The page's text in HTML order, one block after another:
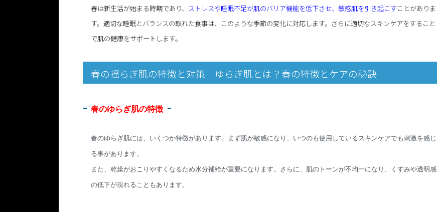
春は新生活が始まる時期であり、 ストレスや睡眠不足が肌のバリア機能を低下させ、敏感肌を引き起こすことがありま
す。適切な睡眠とバランスの取れた食事は、このような季節の変化に対応します。さらに適切なスキンケアをすること
で肌の健康をサポートします。
春の揺らぎ肌の特徴と対策 ゆらぎ肌とは？春の特徴とケアの秘訣
春のゆらぎ肌の特徴
春のゆらぎ肌には、いくつか特徴があります。まず肌が敏感になり、 いつのも使用しているスキンケアでも刺激を感じ
る事があります。
また、乾燥がおこりやすくなるため水分補給が重要になります。 さらに、肌のトーンが不均一になり、くすみや透明感
の低下が現れることもあります。